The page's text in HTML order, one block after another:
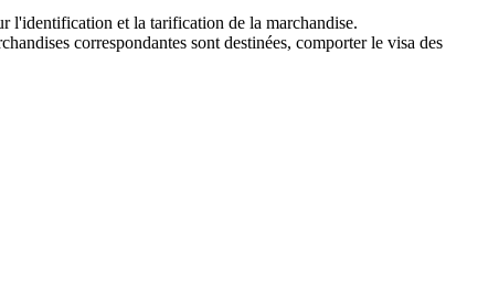
l'identification et la tarification de la marchandise.
correspondantes sont destinées, comporter le visa des